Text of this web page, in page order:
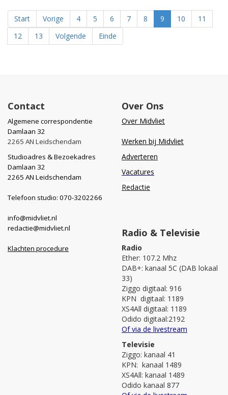
Start Vorige 4 5 6 7 8 9 10
11
12
13 Volgende Einde
Contact
Algemene correspondentie
Damlaan 32
2265 AN Leidschendam
Studioadres & Bezoekadres
Damlaan 32
2265 AN Leidschendam
Telefoon studio: 070-3202266
info@midvliet.nl
redactie@midvliet.nl
Klachten procedure
Over Ons
Over Midvliet
Werken bij Midvliet
Adverteren
Vacatures
Redactie
Radio & Televisie
Radio
Ether: 107.2 Mhz
DAB+: kanaal 5C (DAB lokaal
33)
Ziggo digitaal: 916
KPN digitaal: 1189
XS4All digitaal: 1189
Odido digitaal:2192
Of via de livestream
Televisie
Ziggo: kanaal 41
KPN: kanaal 1489
XS4All: kanaal 1489
Odido kanaal 877